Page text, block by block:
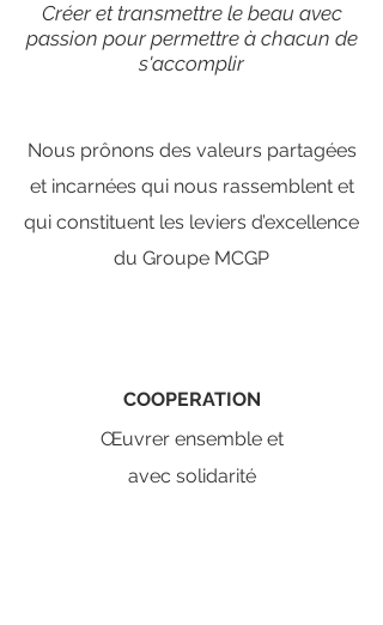
Créer et transmettre le beau avec
passion pour permettre à chacun de
s'accomplir
Nous prônons des valeurs partagées
et incarnées qui nous rassemblent et
qui constituent les leviers d’excellence
du Groupe MCGP
COOPERATION
Œuvrer ensemble et
avec solidarité